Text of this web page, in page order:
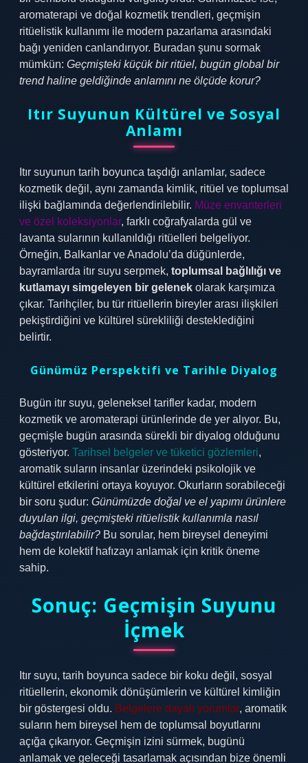
aromaterapi ve doğal kozmetik trendleri, geçmişin
ritüelistik kullanımı ile modern pazarlama arasındaki
bağı yeniden canlandırıyor. Buradan şunu sormak
mümkün: Geçmişteki küçük bir ritüel, bugün global bir
trend haline geldiğinde anlamını ne ölçüde korur?
Itır Suyunun Kültürel ve Sosyal
Anlamı
Itır suyunun tarih boyunca taşdığı anlamlar, sadece
kozmetik değil, aynı zamanda kimlik, ritüel ve toplumsal
ilişki bağlamında değerlendirilebilir. Müze envanterleri
ve özel koleksiyonlar, farklı coğrafyalarda gül ve
lavanta sularının kullanıldığı ritüelleri belgeliyor.
Örneğin, Balkanlar ve Anadolu’da düğünlerde,
bayramlarda itır suyu serpmek, toplumsal bağlılığı ve
kutlamayı simgeleyen bir gelenek olarak karşımıza
çıkar. Tarihçiler, bu tür ritüellerin bireyler arası ilişkileri
pekiştirdiğini ve kültürel sürekliliği desteklediğini
belirtir.
Günümüz Perspektifi ve Tarihle Diyalog
Bugün itır suyu, geleneksel tarifler kadar, modern
kozmetik ve aromaterapi ürünlerinde de yer alıyor. Bu,
geçmişle bugün arasında sürekli bir diyalog olduğunu
gösteriyor. Tarihsel belgeler ve tüketici gözlemleri,
aromatik suların insanlar üzerindeki psikolojik ve
kültürel etkilerini ortaya koyuyor. Okurların sorabileceği
bir soru şudur: Günümüzde doğal ve el yapımı ürünlere
duyulan ilgi, geçmişteki ritüelistik kullanımla nasıl
bağdaştırılabilir? Bu sorular, hem bireysel deneyimi
hem de kolektif hafızayı anlamak için kritik öneme
sahip.
Sonuç: Geçmişin Suyunu
İçmek
Itır suyu, tarih boyunca sadece bir koku değil, sosyal
ritüellerin, ekonomik dönüşümlerin ve kültürel kimliğin
bir göstergesi oldu. Belgelere dayalı yorumlar, aromatik
suların hem bireysel hem de toplumsal boyutlarını
açığa çıkarıyor. Geçmişin izini sürmek, bugünü
anlamak ve geleceği tasarlamak açısından bize önemli